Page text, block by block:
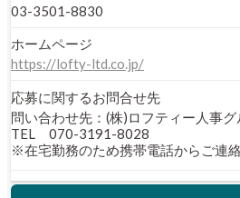
03-3501-8830
ホームページ
https://lofty-ltd.co.jp/
応募に関するお問合せ先
問い合わせ先：(株)ロフティー人事
TEL 070-3191-8028
※在宅勤務のため携帯電話からご連